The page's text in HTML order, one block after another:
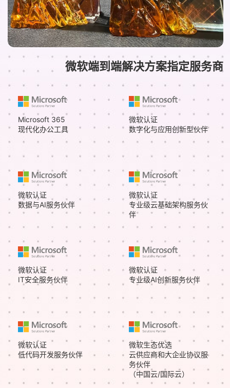
微软端到端解决方案指定服务商
Microsoft 365
现代化办公工具
微软认证
数字化与应用创新型伙伴
微软认证
数据与AI服务伙伴
微软认证
专业级云基础架构服务伙
伴
微软认证
IT安全服务伙伴
微软认证
专业级AI创新服务伙伴
微软认证
低代码开发服务伙伴
微软生态优选
云供应商和大企业协议服
务伙伴
（中国云/国际云）